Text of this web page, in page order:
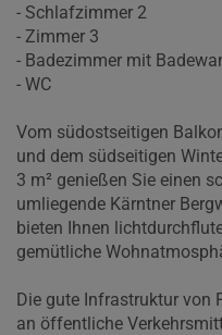
- Schlafzimmer 2
- Zimmer 3
- Badezimmer mit
- WC
Vom südostseitigen
und dem südseitigen
3 m² genießen Sie einen
umliegende Kärntner
bieten Ihnen
gemütliche
Die gute Infrastruktur von
an öffentliche